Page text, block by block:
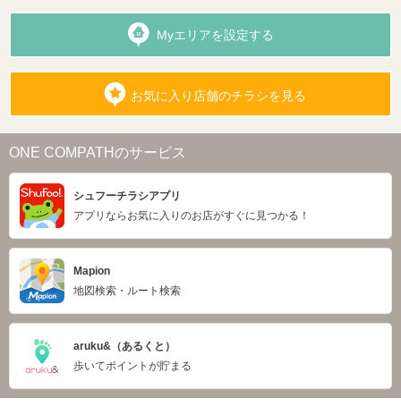
Myエリアを設定する
お気に入り店舗のチラシを見る
ONE COMPATHのサービス
シュフーチラシアプリ
アプリならお気に入りのお店がすぐに見つかる！
Mapion
地図検索・ルート検索
aruku&（あるくと）
歩いてポイントが貯まる